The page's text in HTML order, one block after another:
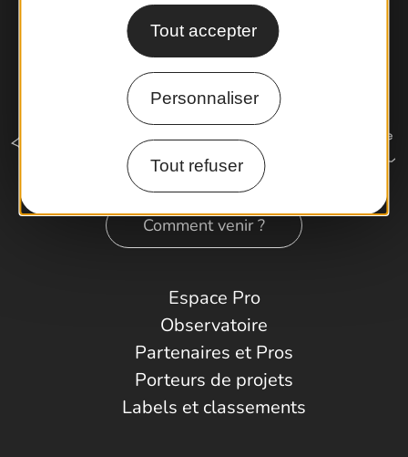
Tout accepter
Personnaliser
Tout refuser
Comment venir ?
Espace Pro
Observatoire
Partenaires et Pros
Porteurs de projets
Labels et classements